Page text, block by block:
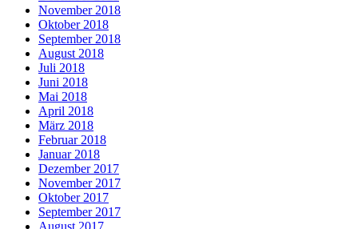
November 2018
Oktober 2018
September 2018
August 2018
Juli 2018
Juni 2018
Mai 2018
April 2018
März 2018
Februar 2018
Januar 2018
Dezember 2017
November 2017
Oktober 2017
September 2017